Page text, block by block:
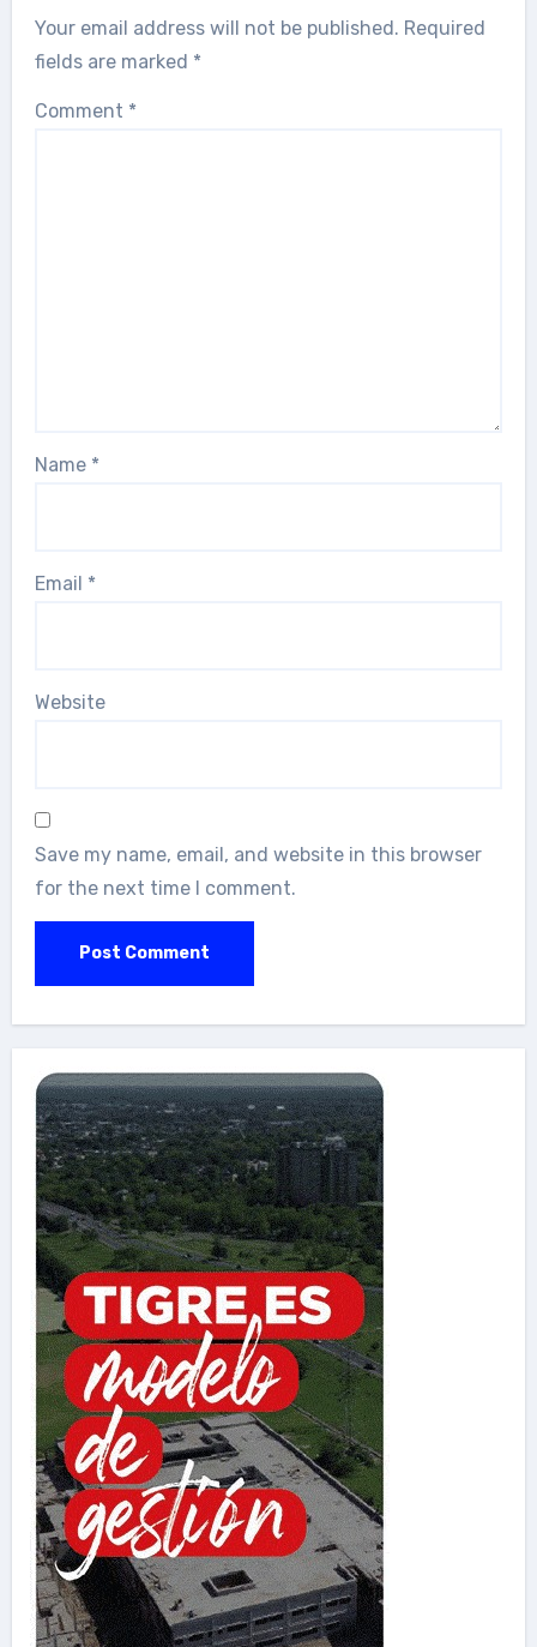
Your email address will not be published. Required
fields are marked *
Comment *
Name *
Email *
Website
Save my name, email, and website in this browser
for the next time I comment.